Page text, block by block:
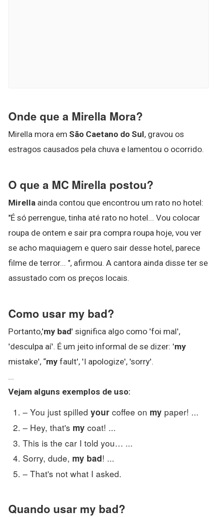
Onde que a Mirella Mora?
Mirella mora em São Caetano do Sul, gravou os
estragos causados pela chuva e lamentou o ocorrido.
O que a MC Mirella postou?
Mirella ainda contou que encontrou um rato no hotel:
"É só perrengue, tinha até rato no hotel... Vou colocar
roupa de ontem e sair pra compra roupa hoje, vou ver
se acho maquiagem e quero sair desse hotel, parece
filme de terror... ", afirmou. A cantora ainda disse ter se
assustado com os preços locais.
Como usar my bad?
Portanto,'my bad' significa algo como 'foi mal',
'desculpa aí'. É um jeito informal de se dizer: 'my
mistake', “my fault', 'I apologize', 'sorry'.
...
Vejam alguns exemplos de uso:
– You just spilled your coffee on my paper! ...
– Hey, that's my coat! ...
This is the car I told you… ...
Sorry, dude, my bad! ...
– That's not what I asked.
Quando usar my bad?